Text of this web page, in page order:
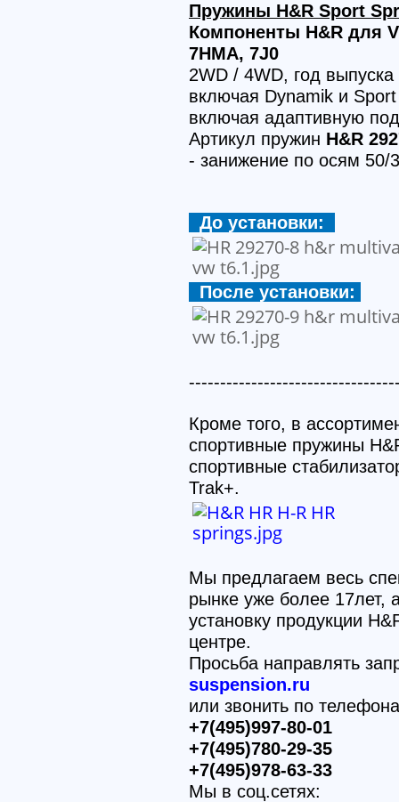
Пружины H&R Sport
Компоненты H&R для
7HMA, 7J0
2WD / 4WD, год выпуска
включая Dynamik и
включая адаптивную
Артикул пружин H&R
- занижение по осям 50/
До установки:
После установки:
Кроме того, в
спортивные пружины
спортивные
Trak+.
Мы предлагаем весь
рынке уже более 17лет,
установку продукции
центре.
Просьба направлять
suspension.ru
или звонить по
+7(495)997-80-01
+7(495)780-29-35
+7(495)978-63-33
Мы в соц.сетях: